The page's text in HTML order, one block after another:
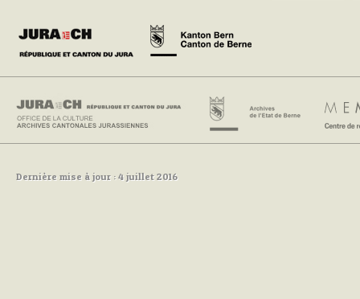
Dernière mise à jour : 4 juillet 2016